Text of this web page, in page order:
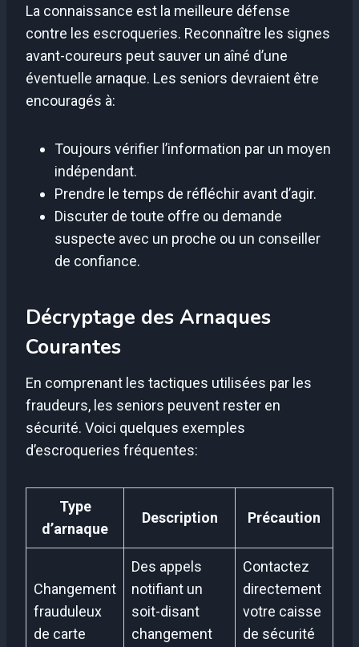
La connaissance est la meilleure défense
contre les escroqueries. Reconnaître les signes
avant-coureurs peut sauver un aîné d’une
éventuelle arnaque. Les seniors devraient être
encouragés à:
Toujours vérifier l’information par un moyen
indépendant.
Prendre le temps de réfléchir avant d’agir.
Discuter de toute offre ou demande
suspecte avec un proche ou un conseiller
de confiance.
Décryptage des Arnaques
Courantes
En comprenant les tactiques utilisées par les
fraudeurs, les seniors peuvent rester en
sécurité. Voici quelques exemples
d’escroqueries fréquentes:
Type
d’arnaque
Description Précaution
Changement
frauduleux
de carte
Des appels
notifiant un
soit-disant
changement
Contactez
directement
votre caisse
de sécurité